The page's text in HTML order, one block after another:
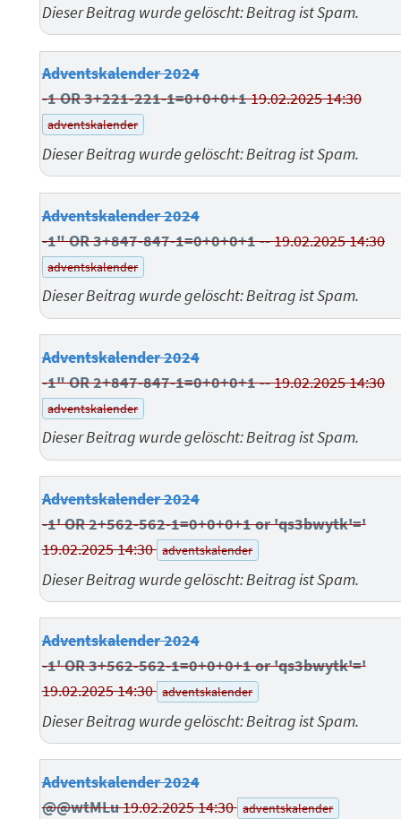
Dieser Beitrag wurde gelöscht: Beitrag ist Spam.
Adventskalender 2024
-1 OR 3+221-221-1=0+0+0+119.02.2025 14:30
adventskalender
Dieser Beitrag wurde gelöscht: Beitrag ist Spam.
Adventskalender 2024
-1" OR 3+847-847-1=0+0+0+1 --19.02.2025 14:30
adventskalender
Dieser Beitrag wurde gelöscht: Beitrag ist Spam.
Adventskalender 2024
-1" OR 2+847-847-1=0+0+0+1 --19.02.2025 14:30
adventskalender
Dieser Beitrag wurde gelöscht: Beitrag ist Spam.
Adventskalender 2024
-1' OR 2+562-562-1=0+0+0+1 or 'qs3bwytk'='
19.02.2025 14:30 adventskalender
Dieser Beitrag wurde gelöscht: Beitrag ist Spam.
Adventskalender 2024
-1' OR 3+562-562-1=0+0+0+1 or 'qs3bwytk'='
19.02.2025 14:30 adventskalender
Dieser Beitrag wurde gelöscht: Beitrag ist Spam.
Adventskalender 2024
@@wtMLu19.02.2025 14:30 adventskalender